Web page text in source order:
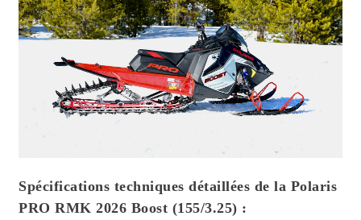
Spécifications techniques détaillées de la Polaris
PRO RMK 2026 Boost (155/3.25) :